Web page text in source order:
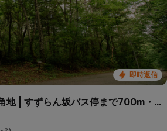
即時返信
日本興業奥軽井沢郷 | 角地 | すずらん坂バス停まで700m・徒歩9分